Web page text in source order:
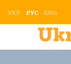
УКР РУС ENG